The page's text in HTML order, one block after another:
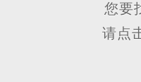
您要
请点